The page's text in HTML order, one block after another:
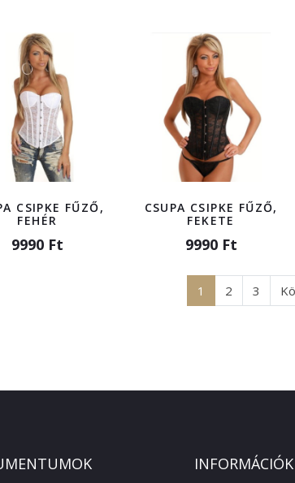
CSIPKE FŰZŐ,
FEHÉR
9990 Ft
CSUPA CSIPKE FŰZŐ,
FEKETE
9990 Ft
1 2 3